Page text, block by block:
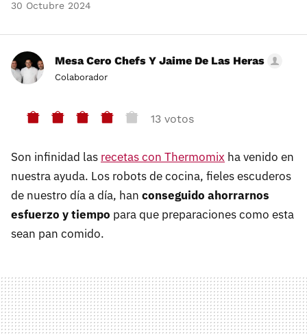
30 Octubre 2024
Mesa Cero Chefs Y Jaime De Las Heras
Colaborador
13 votos
Son infinidad las recetas con Thermomix ha venido en
nuestra ayuda. Los robots de cocina, fieles escuderos
de nuestro día a día, han conseguido ahorrarnos
esfuerzo y tiempo para que preparaciones como esta
sean pan comido.